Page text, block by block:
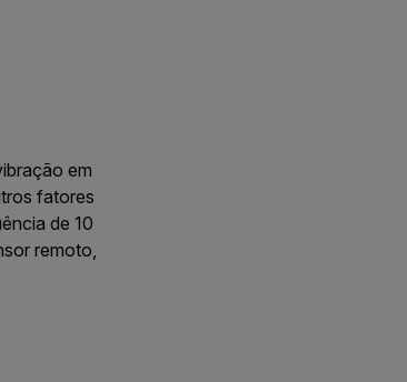
em
fatores
de 10
remoto,